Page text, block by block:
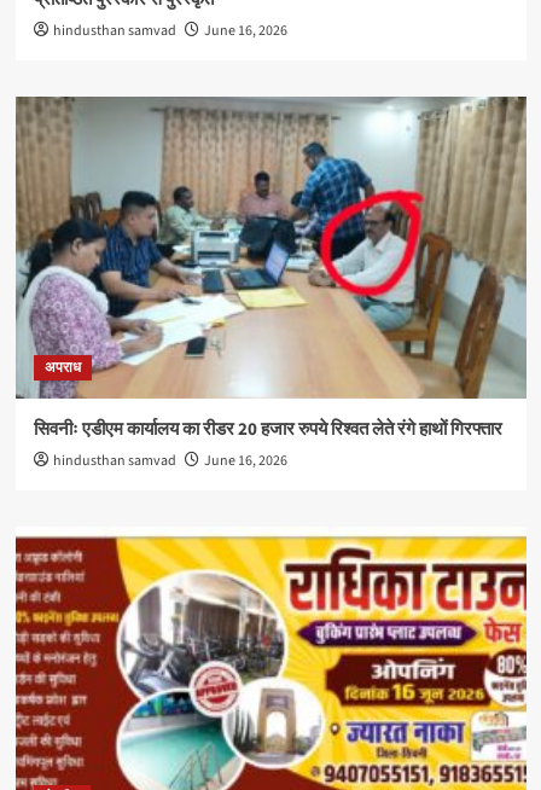
hindusthan samvad June 16, 2026
अपराध
सिवनीः एडीएम कार्यालय का रीडर 20 हजार रुपये रिश्वत लेते रंगे हाथों गिरफ्तार
hindusthan samvad June 16, 2026